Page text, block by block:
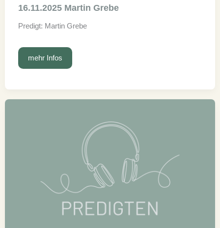
16.11.2025 Martin Grebe
Predigt: Martin Grebe
16.11.2025
Grebe
mehr Infos